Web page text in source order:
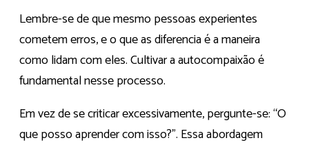
Lembre-se de que mesmo pessoas experientes
cometem erros, e o que as diferencia é a maneira
como lidam com eles. Cultivar a autocompaixão é
fundamental nesse processo.
Em vez de se criticar excessivamente, pergunte-se: “O
que posso aprender com isso?”. Essa abordagem